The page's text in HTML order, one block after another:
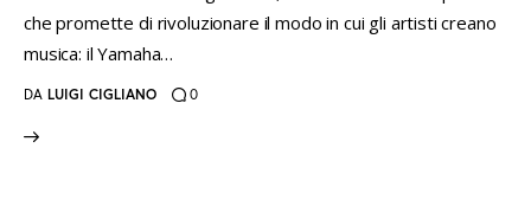
che promette di rivoluzionare il modo in cui gli artisti creano
musica: il Yamaha…
DA LUIGI CIGLIANO 0